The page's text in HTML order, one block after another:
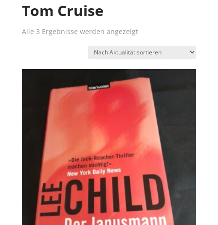
Tom Cruise
Alle 3 Ergebnisse werden angezeigtNach